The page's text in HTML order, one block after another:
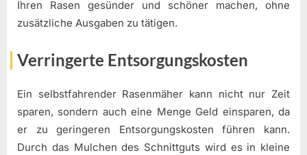
Ihren Rasen gesünder und schöner machen, ohne
zusätzliche Ausgaben zu tätigen.
Verringerte Entsorgungskosten
Ein selbstfahrender Rasenmäher kann nicht nur Zeit
sparen, sondern auch eine Menge Geld einsparen, da
er zu geringeren Entsorgungskosten führen kann.
Durch das Mulchen des Schnittguts wird es in kleine